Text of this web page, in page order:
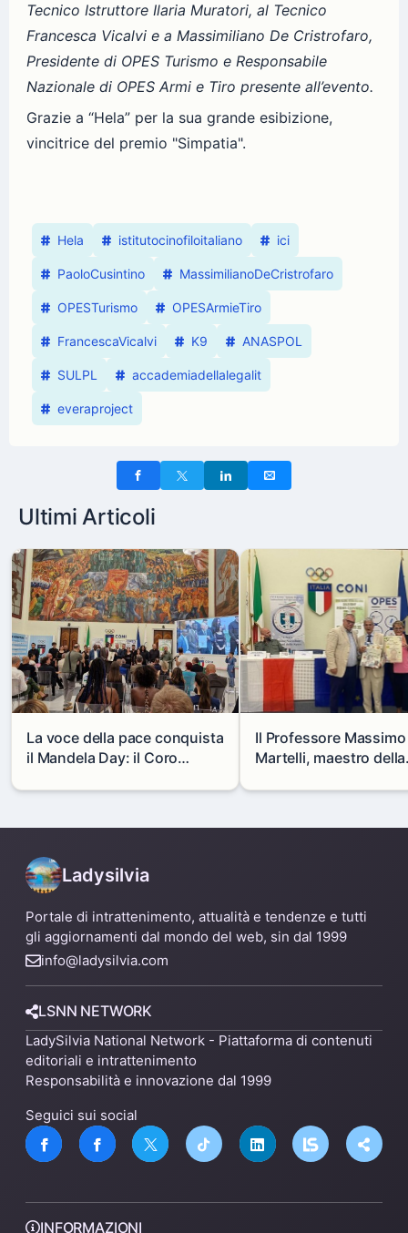
Tecnico Istruttore Ilaria Muratori, al Tecnico
Francesca Vicalvi e a Massimiliano De Cristrofaro,
Presidente di OPES Turismo e Responsabile
Nazionale di OPES Armi e Tiro presente all’evento.
Grazie a “Hela” per la sua grande esibizione,
vincitrice del premio "Simpatia".
Hela istitutocinofiloitaliano ici
PaoloCusintino MassimilianoDeCristrofaro
OPESTurismo OPESArmieTiro
FrancescaVicalvi K9 ANASPOL
SULPL accademiadellalegalit
everaproject
Ultimi Articoli
La voce della pace conquista
il Mandela Day: il Coro
nominato Ambasciatore dei
Il Professore Massimo
Martelli, maestro della
insignito al Salone
Ladysilvia
Portale di intrattenimento, attualità e tendenze e tutti
gli aggiornamenti dal mondo del web, sin dal 1999
info@ladysilvia.com
LSNN NETWORK
LadySilvia National Network - Piattaforma di contenuti
editoriali e intrattenimento
Responsabilità e innovazione dal 1999
Seguici sui social
INFORMAZIONI